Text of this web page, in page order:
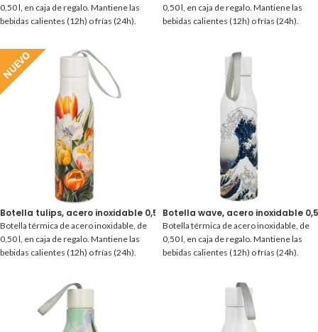
0,50 l, en caja de regalo. Mantiene las
bebidas calientes (12h) o frías (24h).
0,50 l, en caja de regalo. Mantiene las
bebidas calientes (12h) o frías (24h).
NUEVO
Botella tulips, acero inoxidable 0,50 l.
Botella térmica de acero inoxidable, de
0,50 l, en caja de regalo. Mantiene las
bebidas calientes (12h) o frías (24h).
Botella wave, acero inoxidable
Botella térmica de acero inoxidable, de
0,50 l, en caja de regalo. Mantiene las
bebidas calientes (12h) o frías (24h).